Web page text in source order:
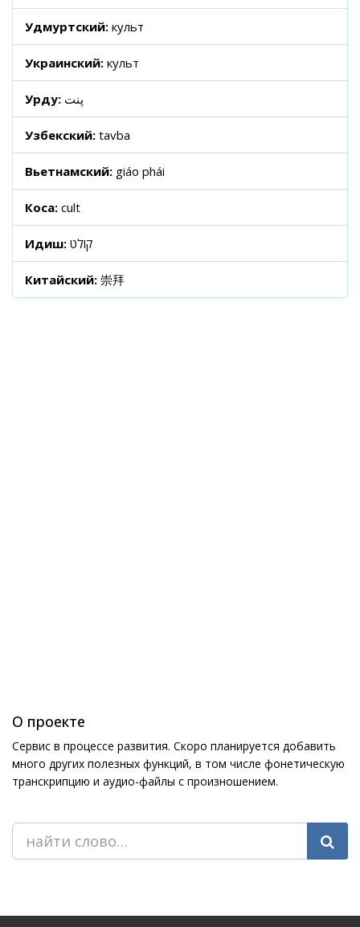
Удмуртский: культ
Украинский: культ
Урду: پنت
Узбекский: tavba
Вьетнамский: giáo phái
Коса: cult
Идиш: קולט
Китайский: 崇拜
О проекте
Сервис в процессе развития. Скоро планируется добавить
много других полезных функций, в том числе фонетическую
транскрипцию и аудио-файлы с произношением.